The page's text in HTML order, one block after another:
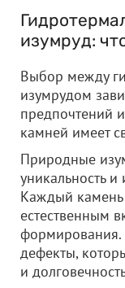
изумруд:
Выбор между
изумрудом
предпочтений
камней имеет
Природные
уникальность и
Каждый камень
естественным
формирования.
дефекты,
и